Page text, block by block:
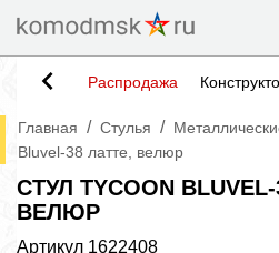
Распродажа
Главная / Стулья /
Bluvel-38 латте, велюр
СТУЛ TYCOON
ВЕЛЮР
Артикул 1622408